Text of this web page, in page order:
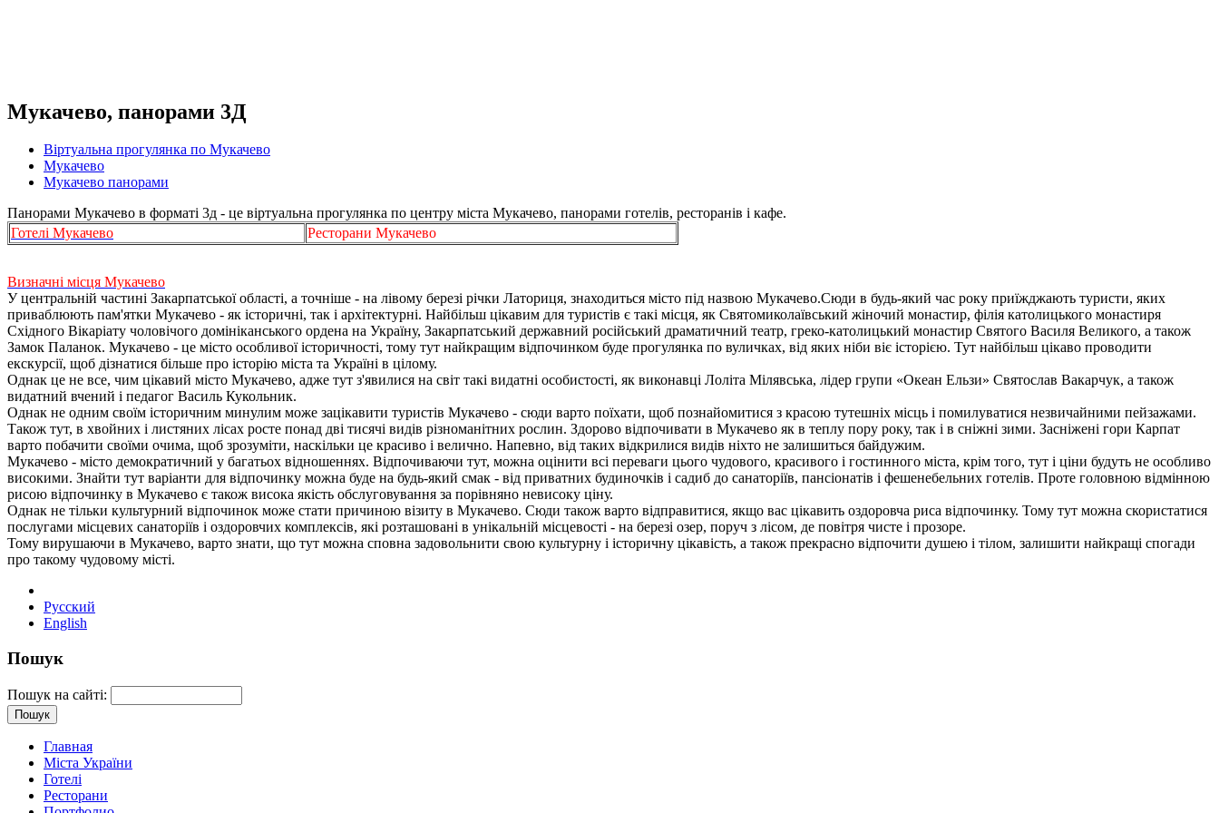
Мукачево, панорами 3Д
Віртуальна прогулянка по Мукачево
Мукачево
Мукачево панорами
Панорами Мукачево в форматі 3д - це віртуальна прогулянка по центру міста Мукачево, панорами готелів, ресторанів і кафе.
Готелі Мукачево
Ресторани Мукачево
Визначні місця Мукачево
У центральній частині Закарпатської області, а точніше - на лівому березі річки Латориця, знаходиться місто під назвою Мукачево.Сюди в будь-який час року приїжджають туристи, яких
приваблюють пам'ятки Мукачево - як історичні, так і архітектурні. Найбільш цікавим для туристів є такі місця, як Святомиколаївський жіночий монастир, філія католицького монастиря
Східного Вікаріату чоловічого домініканського ордена на Україну, Закарпатський державний російський драматичний театр, греко-католицький монастир Святого Василя Великого, а також
Замок Паланок. Мукачево - це місто особливої ​​історичності, тому тут найкращим відпочинком буде прогулянка по вуличках, від яких ніби віє історією. Тут найбільш цікаво проводити
екскурсії, щоб дізнатися більше про історію міста та Україні в цілому.
Однак це не все, чим цікавий місто Мукачево, адже тут з'явилися на світ такі видатні особистості, як виконавці Лоліта Мілявська, лідер групи «Океан Ельзи» Святослав Вакарчук, а також
видатний вчений і педагог Василь Кукольник.
Однак не одним своїм історичним минулим може зацікавити туристів Мукачево - сюди варто поїхати, щоб познайомитися з красою тутешніх місць і помилуватися незвичайними пейзажами.
Також тут, в хвойних і листяних лісах росте понад дві тисячі видів різноманітних рослин. Здорово відпочивати в Мукачево як в теплу пору року, так і в сніжні зими. Засніжені гори Карпат
варто побачити своїми очима, щоб зрозуміти, наскільки це красиво і велично. Напевно, від таких відкрилися видів ніхто не залишиться байдужим.
Мукачево - місто демократичний у багатьох відношеннях. Відпочиваючи тут, можна оцінити всі переваги цього чудового, красивого і гостинного міста, крім того, тут і ціни будуть не особливо
високими. Знайти тут варіанти для відпочинку можна буде на будь-який смак - від приватних будиночків і садиб до санаторіїв, пансіонатів і фешенебельних готелів. Проте головною відмінною
рисою відпочинку в Мукачево є також висока якість обслуговування за порівняно невисоку ціну.
Однак не тільки культурний відпочинок може стати причиною візиту в Мукачево. Сюди також варто відправитися, якщо вас цікавить оздоровча риса відпочинку. Тому тут можна скористатися
послугами місцевих санаторіїв і оздоровчих комплексів, які розташовані в унікальній місцевості - на березі озер, поруч з лісом, де повітря чисте і прозоре.
Тому вирушаючи в Мукачево, варто знати, що тут можна сповна задовольнити свою культурну і історичну цікавість, а також прекрасно відпочити душею і тілом, залишити найкращі спогади
про такому чудовому місті.
Русский
English
Пошук
Пошук на сайті:
Главная
Міста України
Готелі
Ресторани